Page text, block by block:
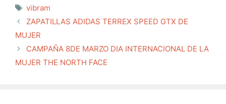
Etiquetas
vibram
ZAPATILLAS ADIDAS TERREX SPEED GTX DE
MUJER
CAMPAÑA 8DE MARZO DIA INTERNACIONAL DE LA
MUJER THE NORTH FACE